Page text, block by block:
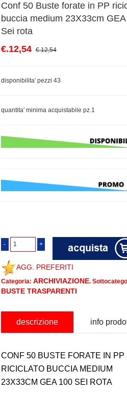
Conf 50 Buste forate in PP
buccia medium 23X33cm
Sei rota
€.12,54 €.12,54
disponibilita' pezzi 43
quantita' minima acquistabile pz.1
AGG. PREFERITI
Categoria: ARCHIVIAZIONE.
BUSTE TRASPARENTI
descrizione info
CONF 50 BUSTE FORATE IN PP
RICICLATO BUCCIA MEDIUM
23X33CM GEA 100 SEI ROTA